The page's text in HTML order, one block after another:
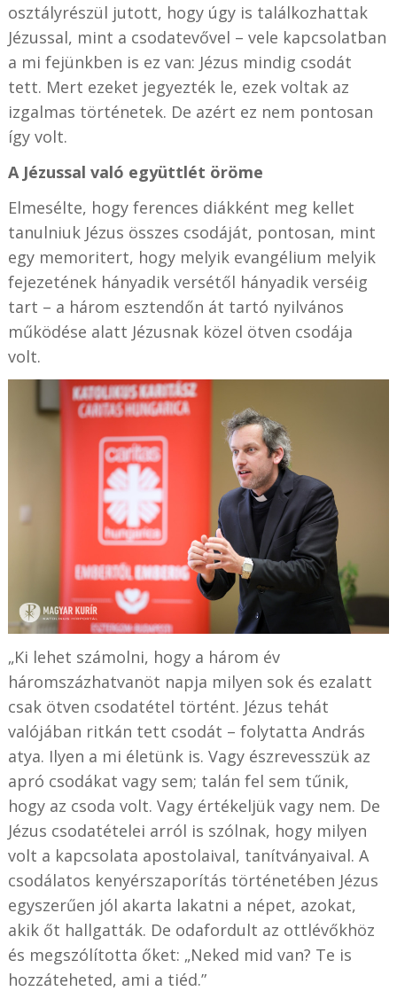
osztályrészül jutott, hogy úgy is találkozhattak
Jézussal, mint a csodatevővel – vele kapcsolatban
a mi fejünkben is ez van: Jézus mindig csodát
tett. Mert ezeket jegyezték le, ezek voltak az
izgalmas történetek. De azért ez nem pontosan
így volt.
A Jézussal való együttlét öröme
Elmesélte, hogy ferences diákként meg kellet
tanulniuk Jézus összes csodáját, pontosan, mint
egy memoritert, hogy melyik evangélium melyik
fejezetének hányadik versétől hányadik verséig
tart – a három esztendőn át tartó nyilvános
működése alatt Jézusnak közel ötven csodája
volt.
„Ki lehet számolni, hogy a három év
háromszázhatvanöt napja milyen sok és ezalatt
csak ötven csodatétel történt. Jézus tehát
valójában ritkán tett csodát – folytatta András
atya. Ilyen a mi életünk is. Vagy észrevesszük az
apró csodákat vagy sem; talán fel sem tűnik,
hogy az csoda volt. Vagy értékeljük vagy nem. De
Jézus csodatételei arról is szólnak, hogy milyen
volt a kapcsolata apostolaival, tanítványaival. A
csodálatos kenyérszaporítás történetében Jézus
egyszerűen jól akarta lakatni a népet, azokat,
akik őt hallgatták. De odafordult az ottlévőkhöz
és megszólította őket: „Neked mid van? Te is
hozzáteheted, ami a tiéd.”